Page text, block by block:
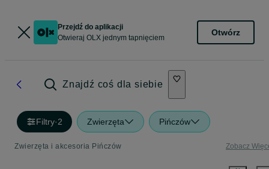
Przejdź do aplikacji
Otwieraj OLX jednym tapnięciem
Otwórz
Znajdź coś dla siebie
Filtry·2 Zwierzęta Pińczów
Zwierzęta i akcesoria Pińczów Zobacz